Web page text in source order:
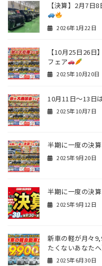
【決算】2月7日
2026年1月22日
【10月25日26
フェア
2025年10月20日
10月11日～13日
2025年10月7日
半期に一度の決
2025年9月20日
半期に一度の決
2025年9月12日
新車の軽が月々
たくないあなたへ
2025年6月30日